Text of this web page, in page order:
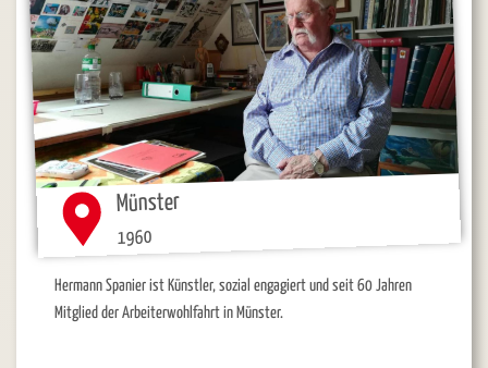
Münster
1960
Hermann Spanier ist Künstler, sozial engagiert und seit 60 Jahren
Mitglied der Arbeiterwohlfahrt in Münster.